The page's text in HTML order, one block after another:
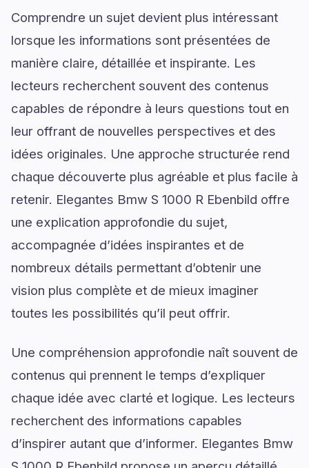
Comprendre un sujet devient plus intéressant
lorsque les informations sont présentées de
manière claire, détaillée et inspirante. Les
lecteurs recherchent souvent des contenus
capables de répondre à leurs questions tout en
leur offrant de nouvelles perspectives et des
idées originales. Une approche structurée rend
chaque découverte plus agréable et plus facile à
retenir. Elegantes Bmw S 1000 R Ebenbild offre
une explication approfondie du sujet,
accompagnée d’idées inspirantes et de
nombreux détails permettant d’obtenir une
vision plus complète et de mieux imaginer
toutes les possibilités qu’il peut offrir.
Une compréhension approfondie naît souvent de
contenus qui prennent le temps d’expliquer
chaque idée avec clarté et logique. Les lecteurs
recherchent des informations capables
d’inspirer autant que d’informer. Elegantes Bmw